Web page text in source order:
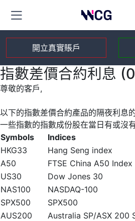
開立真實賬戶
指數差價合約利息
尊敬的客戶,
以下的指數差價合約產品的隔夜利息
一些指數的指數成份股在當日有或沒
Symbols
Indices
HKG33
Hang Seng index
A50
FTSE China A50 Index
US30
Dow Jones 30
NAS100
NASDAQ-100
SPX500
SPX500
AUS200
Australia SP/ASX 200